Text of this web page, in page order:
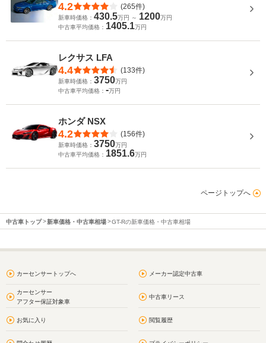
4.2 (265件)
新車時価格： 430.5万円 ～ 1200万円
中古車平均価格： 1405.1万円
レクサス LFA
4.4 (133件)
新車時価格： 3750万円
中古車平均価格： -万円
ホンダ NSX
4.2 (156件)
新車時価格： 3750万円
中古車平均価格： 1851.6万円
ページトップへ
中古車トップ 新車価格・中古車相場 GT-Rの新車価格・中古車相場
カーセンサートップへ メーカー認定中古車
カーセンサー
アフター保証対象車
中古車リース
お気に入り 閲覧履歴